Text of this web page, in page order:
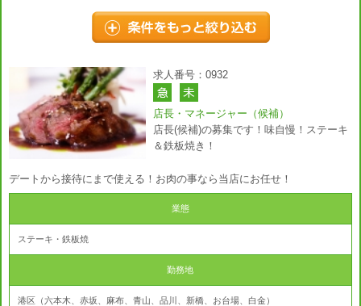
求人番号：0932
店長・マネージャー（候補）
店長(候補)の募集です！味自慢！ステーキ
＆鉄板焼き！
デートから接待にまで使える！お肉の事なら当店にお任せ！
業態
ステーキ・鉄板焼
勤務地
港区（六本木、赤坂、麻布、青山、品川、新橋、お台場、白金）